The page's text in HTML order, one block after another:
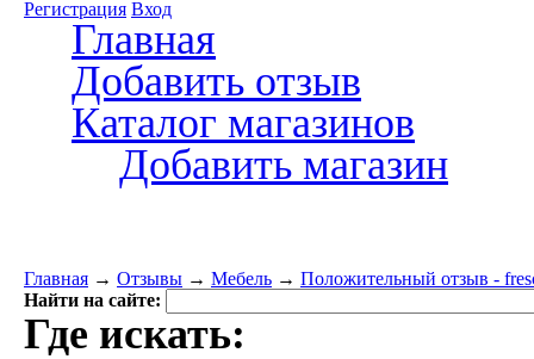
Регистрация Вход
Главная
Добавить отзыв
Каталог магазинов
Добавить магазин
Главная → Отзывы → Мебель → Положительный отзыв -
Найти на сайте:
Где искать: